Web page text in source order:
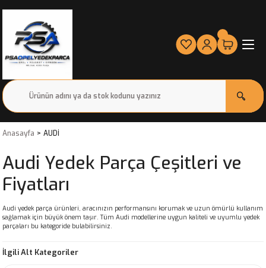
Anasayfa AUDİ
Audi Yedek Parça Çeşitleri ve
Fiyatları
Audi yedek parça ürünleri, aracınızın performansını korumak ve uzun ömürlü kullanım
sağlamak için büyük önem taşır. Tüm Audi modellerine uygun kaliteli ve uyumlu yedek
parçaları bu kategoride bulabilirsiniz.
İlgili Alt Kategoriler